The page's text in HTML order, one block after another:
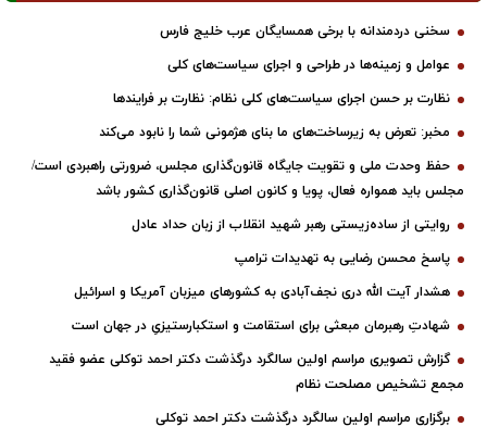
سخنی دردمندانه با برخی همسایگان عرب خلیج فارس
عوامل و زمینه‌ها در طراحی و اجرای سیاست‌های کلی
نظارت بر حسن اجرای سیاست‌های کلی نظام: نظارت بر فرایندها
مخبر: تعرض به زیرساخت‌های ما بنای هژمونی شما را نابود می‌کند
حفظ وحدت ملی و تقویت جایگاه قانون‌گذاری مجلس، ضرورتی راهبردی است/
مجلس باید همواره فعال، پویا و کانون اصلی قانون‌گذاری کشور باشد
روایتی از ساده‌زیستی رهبر شهید انقلاب از زبان حداد عادل
پاسخ محسن رضایی به تهدیدات ترامپ
هشدار آیت الله دری نجف‌آبادی به کشورهای میزبان آمریکا و اسرائیل
شهادتِ رهبرمان مبعثی برای استقامت و استکبارستیزیِ در جهان است
گزارش تصویری مراسم اولین سالگرد درگذشت دکتر احمد توکلی عضو فقید
مجمع تشخیص مصلحت نظام
برگزاری مراسم اولین سالگرد درگذشت دکتر احمد توکلی